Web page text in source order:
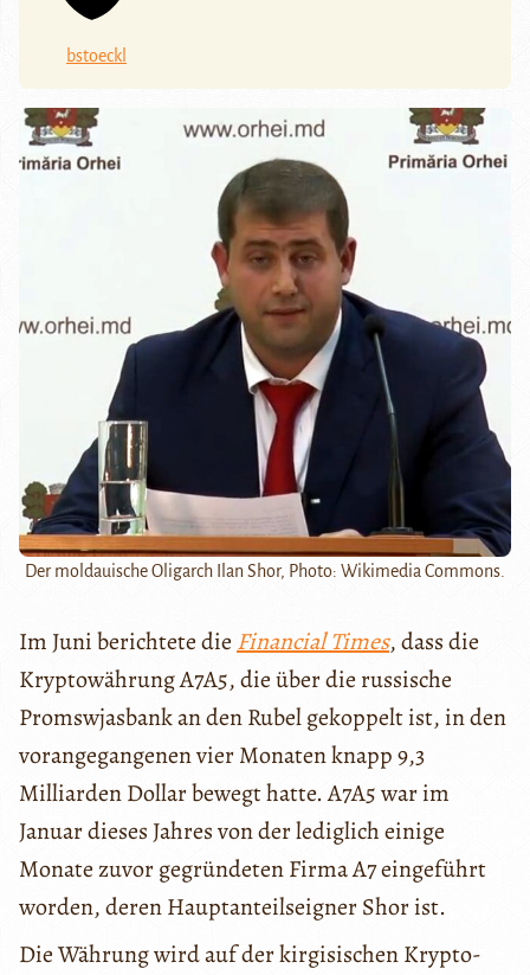
bstoeckl
Der moldauische Oligarch Ilan Shor, Photo: Wikimedia Commons.
Im Juni berichtete die Financial Times, dass die
Kryptowährung A7A5, die über die russische
Promswjasbank an den Rubel gekoppelt ist, in den
vorangegangenen vier Monaten knapp 9,3
Milliarden Dollar bewegt hatte. A7A5 war im
Januar dieses Jahres von der lediglich einige
Monate zuvor gegründeten Firma A7 eingeführt
worden, deren Hauptanteilseigner Shor ist.
Die Währung wird auf der kirgisischen Krypto-